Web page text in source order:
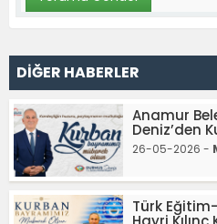
DİĞER HABERLER
Anamur
Deniz’den
26-05-2026 -
Türk